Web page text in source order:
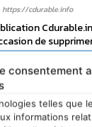
consentement
telles que
informations
https://cdurable.info
de
vers un
pour raison
utiles et
la régénération